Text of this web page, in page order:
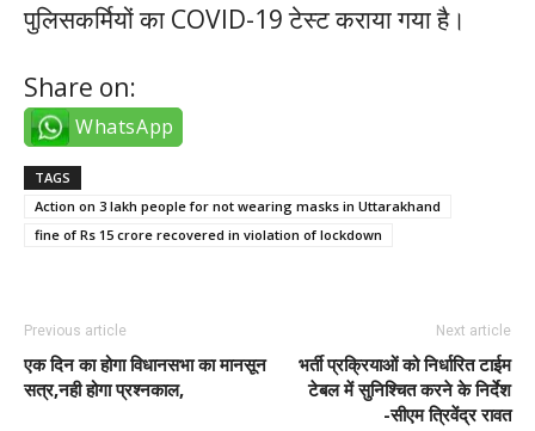
पुलिसकर्मियों का COVID-19 टेस्ट कराया गया है।
Share on:
WhatsApp
TAGS
Action on 3 lakh people for not wearing masks in Uttarakhand
fine of Rs 15 crore recovered in violation of lockdown
Previous article
एक दिन का होगा विधानसभा का मानसून
सत्र,नही होगा प्रश्नकाल,
Next article
भर्ती प्रक्रियाओं को निर्धारित टाईम
टेबल में सुनिश्चित करने के निर्देश
-सीएम त्रिवेंद्र रावत